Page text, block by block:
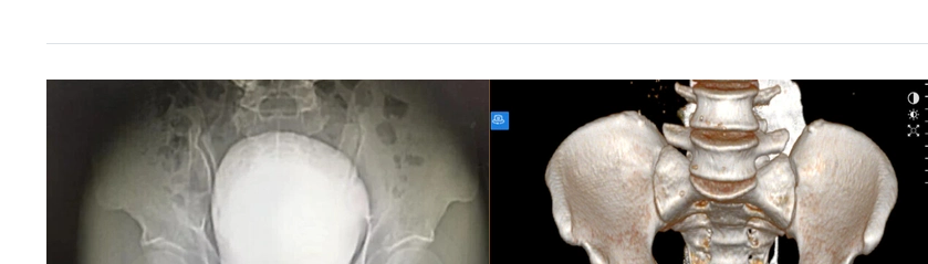
Thế giới
An ninh - Hình sự
Xu hướng thị trường
Tiêu dùng và dư luận
Công nghệ
ĐA CHIỀU
Quan điểm
Xi nhan Trái Phải
INFOCUS